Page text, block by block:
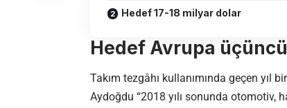
Hedef 17-18 milyar dolar
Hedef Avrupa
Takım tezgâhı kullanımında geçen yıl
Aydoğdu “2018 yılı sonunda otomotiv,